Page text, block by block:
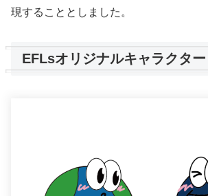
現することとしました。
EFLsオリジナルキャラクター